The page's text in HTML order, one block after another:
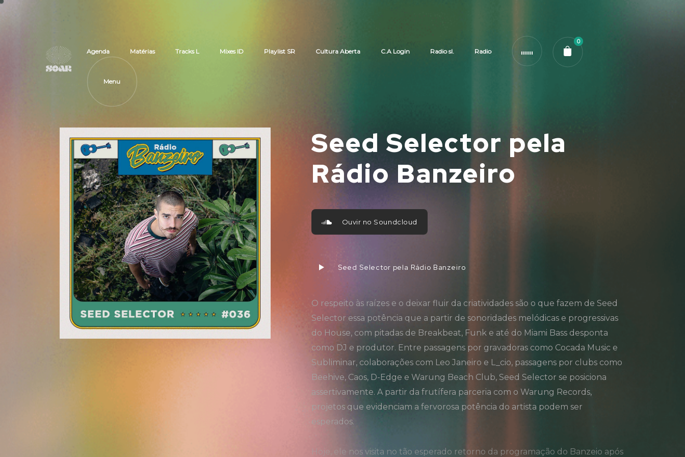
Agenda Matérias Tracks L Mixes ID Playlist SR Cultura Aberta C.A Login Radio sl. Radio
0
Menu
Seed Selector pela
Rádio Banzeiro
Ouvir no Soundcloud
Seed Selector pela Rádio Banzeiro
O respeito às raízes e o deixar fluir da criatividades são o que fazem de Seed
Selector essa potência que a partir de sonoridades melódicas e progressivas
do House, com pitadas de Breakbeat, Funk e até do Miami Bass desponta
como DJ e produtor. Entre passagens por gravadoras como Cocada Music e
Subliminar, colaborações com Leo Janeiro e L_cio, passagens por clubs como
Beehive, Caos, D-Edge e Warung Beach Club, Seed Selector se posiciona
assertivamente. A partir da frutífera parceria com o Warung Records,
projetos que evidenciam a fervorosa potência do artista podem ser
esperados.
Hoje, ele nos visita no tão esperado retorno da programação do Banzeio após